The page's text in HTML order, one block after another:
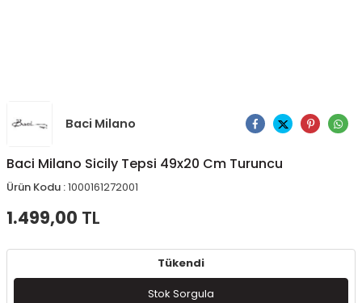
Baci Milano Ürünü Paylaş
Baci Milano Sicily Tepsi 49x20 Cm Turuncu
Ürün Kodu :1000161272001
1.499,00 TL
Tükendi
Stok Sorgula